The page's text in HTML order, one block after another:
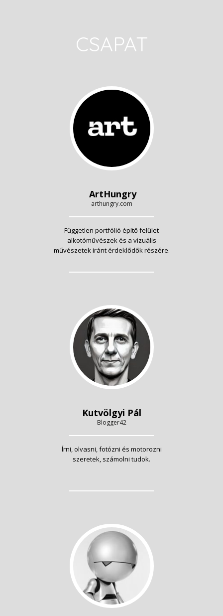
CSAPAT
ArtHungry
arthungry.com
Független portfólió építő felület
alkotóművészek és a vizuális
művészetek iránt érdeklődők részére.
Kutvölgyi Pál
Blogger42
Írni, olvasni, fotózni és motorozni
szeretek, számolni tudok.